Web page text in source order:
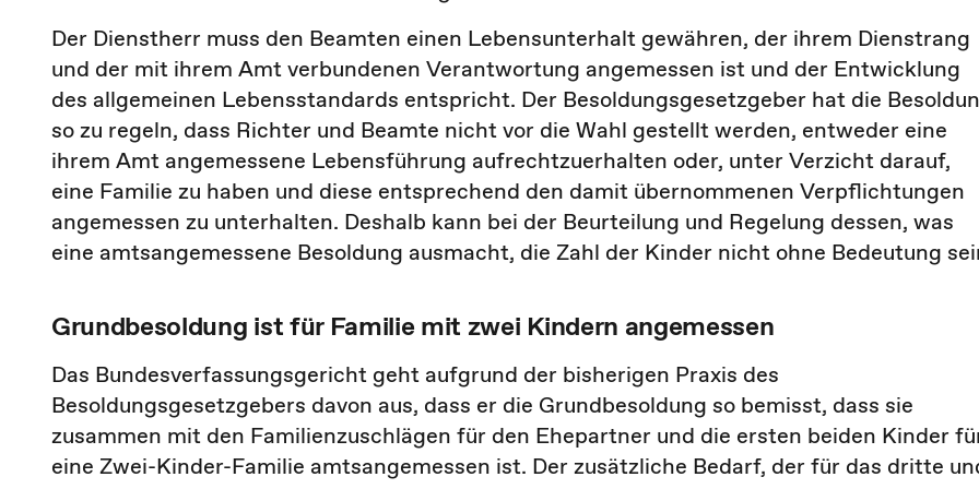
Der Dienstherr muss den Beamten einen Lebensunterhalt gewähren, der ihrem Dienstrang
und der mit ihrem Amt verbundenen Verantwortung angemessen ist und der Entwicklung
des allgemeinen Lebensstandards entspricht. Der Besoldungsgesetzgeber hat die
so zu regeln, dass Richter und Beamte nicht vor die Wahl gestellt werden, entweder eine
ihrem Amt angemessene Lebensführung aufrechtzuerhalten oder, unter Verzicht darauf,
eine Familie zu haben und diese entsprechend den damit übernommenen Verpflichtungen
angemessen zu unterhalten. Deshalb kann bei der Beurteilung und Regelung dessen, was
eine amtsangemessene Besoldung ausmacht, die Zahl der Kinder nicht ohne Bedeutung
Grundbesoldung ist für Familie mit zwei Kindern angemessen
Das Bundesverfassungsgericht geht aufgrund der bisherigen Praxis des
Besoldungsgesetzgebers davon aus, dass er die Grundbesoldung so bemisst, dass sie
zusammen mit den Familienzuschlägen für den Ehepartner und die ersten beiden Kinder
eine Zwei-Kinder-Familie amtsangemessen ist. Der zusätzliche Bedarf, der für das dritte